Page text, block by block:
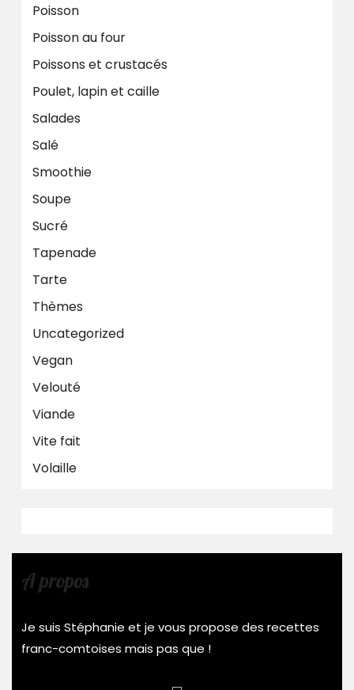
Poisson
Poisson au four
Poissons et crustacés
Poulet, lapin et caille
Salades
Salé
Smoothie
Soupe
Sucré
Tapenade
Tarte
Thèmes
Uncategorized
Vegan
Velouté
Viande
Vite fait
Volaille
A propos
Je suis Stéphanie et je vous propose des recettes
franc-comtoises mais pas que !